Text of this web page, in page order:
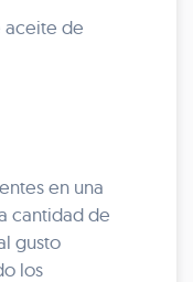
aceite de
en una
cantidad de
gusto
los